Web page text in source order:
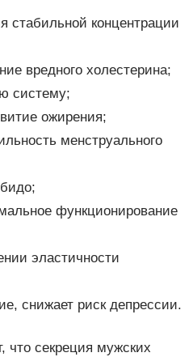
стабильной концентрации
вредного холестерина;
систему;
ожирения;
менструального
функционирование
эластичности
снижает риск депрессии.
секреция мужских